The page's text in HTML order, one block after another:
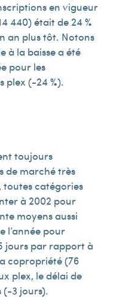
en vigueur
440) était de 24 %
an plus tôt. Notons
à la baisse a été
pour les
plex (-24 %).
toujours
de marché très
catégories
à 2002 pour
moyens aussi
l’année pour
jours par rapport à
copropriété (76
plex, le délai de
(-3 jours).